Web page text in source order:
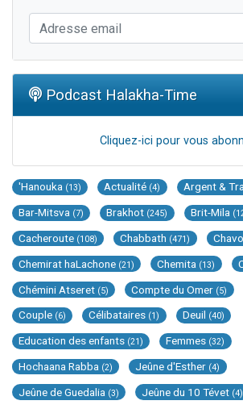
Podcast Halakha-Time
Cliquez-ici pour vous
'Hanouka (13) Actualité (4) Argent &
Bar-Mitsva (7) Brakhot (245) Brit-Mila
Cacheroute (108) Chabbath (471)
Chemirat haLachone (21) Chemita (13)
Chémini Atseret (5) Compte du Omer (5)
Couple (6) Célibataires (1) Deuil (40)
Education des enfants (21) Femmes (32)
Hochaana Rabba (2) Jeûne d'Esther (4)
Jeûne de Guedalia (3) Jeûne du 10 Tévet (4)